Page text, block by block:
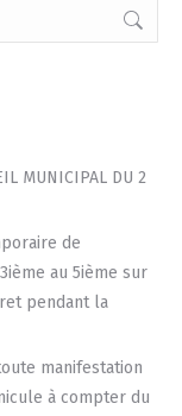
MUNICIPAL DU 2
de
au 5ième sur
pendant la
manifestation
à compter du